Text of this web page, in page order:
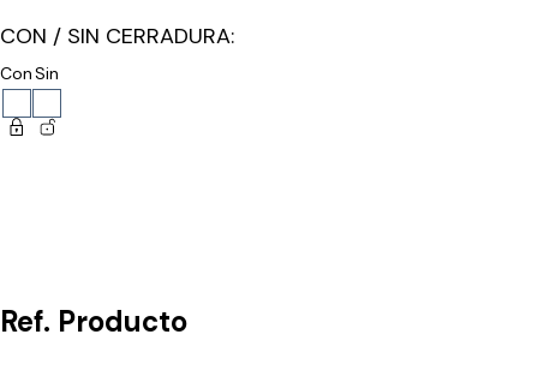
CON / SIN CERRADURA:
ConSin
Ref. Producto